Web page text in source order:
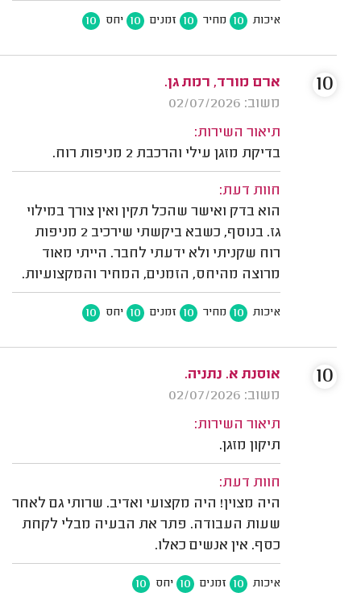
איכות 10 מחיר 10 זמנים 10 יחס 10
ארם מורד, רמת גן.
משוב: 02/07/2026
תיאור השירות:
בדיקת מזגן עילי והרכבת 2 מניפות רוח.
חוות דעת:
הוא בדק ואישר שהכל תקין ואין צורך במילוי
גז. בנוסף, כשבא ביקשתי שירכיב 2 מניפות
רוח שקניתי ולא ידעתי לחבר. הייתי מאוד
מרוצה מהיחס, הזמנים, המחיר והמקצועיות.
איכות 10 מחיר 10 זמנים 10 יחס 10
10
אוסנת א. נתניה.
משוב: 02/07/2026
תיאור השירות:
תיקון מזגן.
חוות דעת:
היה מצוין! היה מקצועי ואדיב. שרותי גם לאחר
שעות העבודה. פתר את הבעיה מבלי לקחת
כסף. אין אנשים כאלו.
איכות 10 זמנים 10 יחס 10
10